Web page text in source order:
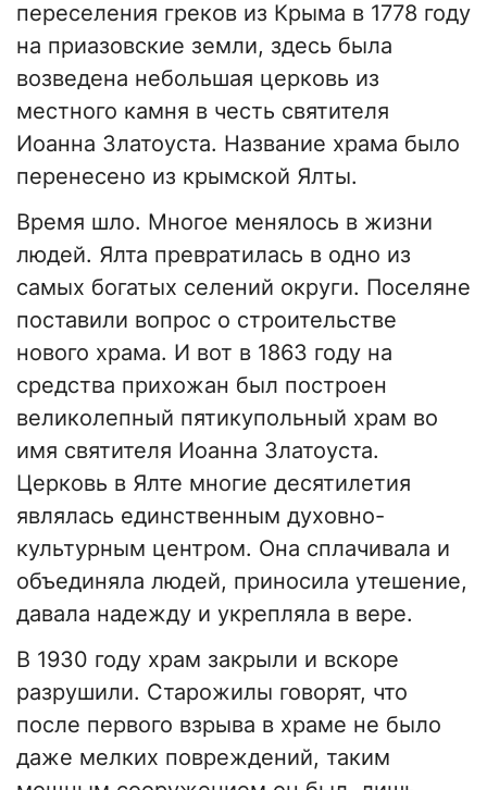
переселения греков из Крыма в 1778 году
на приазовские земли, здесь была
возведена небольшая церковь из
местного камня в честь святителя
Иоанна Златоуста. Название храма было
перенесено из крымской Ялты.
Время шло. Многое менялось в жизни
людей. Ялта превратилась в одно из
самых богатых селений округи. Поселяне
поставили вопрос о строительстве
нового храма. И вот в 1863 году на
средства прихожан был построен
великолепный пятикупольный храм во
имя святителя Иоанна Златоуста.
Церковь в Ялте многие десятилетия
являлась единственным духовно-
культурным центром. Она сплачивала и
объединяла людей, приносила утешение,
давала надежду и укрепляла в вере.
В 1930 году храм закрыли и вскоре
разрушили. Старожилы говорят, что
после первого взрыва в храме не было
даже мелких повреждений, таким